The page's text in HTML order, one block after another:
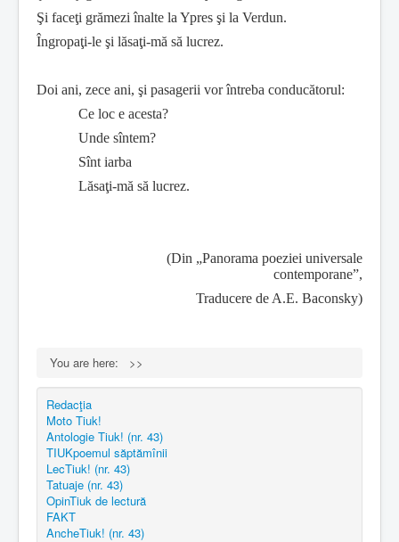
Şi faceţi grămezi înalte la Ypres şi la Verdun.
Îngropaţi-le şi lăsaţi-mă să lucrez.
Doi ani, zece ani, şi pasagerii vor întreba conducătorul:
Ce loc e acesta?
Unde sîntem?
Sînt iarba
Lăsaţi-mă să lucrez.
(Din „Panorama poeziei universale
contemporane”,
Traducere de A.E. Baconsky)
You are here: >>
Redacţia
Moto Tiuk!
Antologie Tiuk! (nr. 43)
TIUKpoemul săptămînii
LecTiuk! (nr. 43)
Tatuaje (nr. 43)
OpinTiuk de lectură
FAKT
AncheTiuk! (nr. 43)